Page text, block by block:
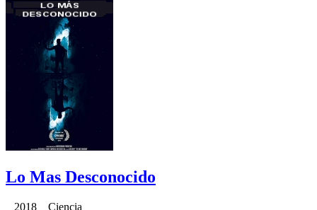
Lo Mas Desconocido
2018 Ciencia